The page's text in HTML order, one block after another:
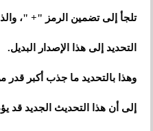
تلجأ إلى تضمين الرمز "+ "،
التحديد إلى هذا الإصدار البديل.
وهذا بالتحديد ما جذب أكبر قدر
إلى أن هذا التحديث الجديد قد